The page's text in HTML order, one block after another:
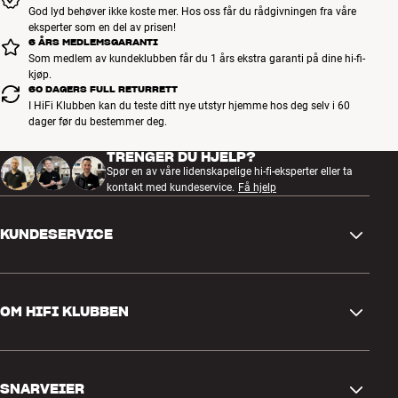
OBS: Hi-Fi Klubben kan levere hele sortimentet fra AudioQuest.
Kontakt din nærmeste butikk hvis du er interessert i et spesielt
produkt som ikke er vist på våre nettsider. Vi kan skaffe det for deg.
Mer fra AudioQuest
God lyd behøver ikke koste mer. Hos oss får du rådgivningen fra våre
eksperter som en del av prisen!
6 ÅRS MEDLEMSGARANTI
Som medlem av kundeklubben får du 1 års ekstra garanti på dine hi-fi-
kjøp.
60 DAGERS FULL RETURRETT
I HiFi Klubben kan du teste ditt nye utstyr hjemme hos deg selv i 60
dager før du bestemmer deg.
TRENGER DU HJELP?
Spør en av våre lidenskapelige hi-fi-eksperter eller ta
kontakt med kundeservice. Få hjelp
KUNDESERVICE
Retur og reklamasjon
Angre på bestilling
OM HIFI KLUBBEN
SNARVEIER